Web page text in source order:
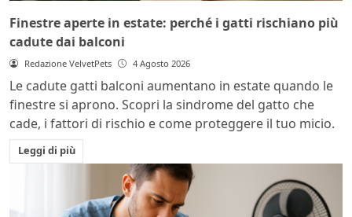
Finestre aperte in estate: perché i gatti rischiano più
cadute dai balconi
Redazione VelvetPets 4 Agosto 2026
Le cadute gatti balconi aumentano in estate quando le
finestre si aprono. Scopri la sindrome del gatto che
cade, i fattori di rischio e come proteggere il tuo micio.
Leggi di più